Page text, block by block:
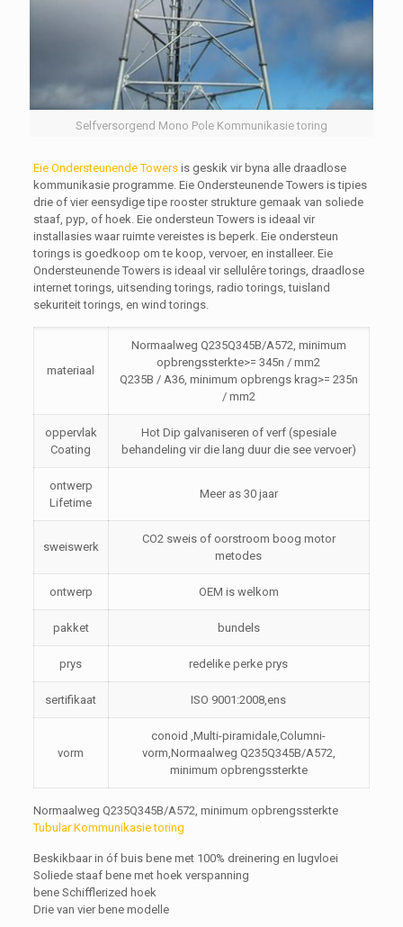
Selfversorgend Mono Pole Kommunikasie toring
Eie Ondersteunende Towersis geskik vir byna alle draadlose
kommunikasie programme. Eie Ondersteunende Towers is tipies
drie of vier eensydige tipe rooster strukture gemaak van soliede
staaf, pyp, of hoek. Eie ondersteun Towers is ideaal vir
installasies waar ruimte vereistes is beperk. Eie ondersteun
torings is goedkoop om te koop, vervoer, en installeer. Eie
Ondersteunende Towers is ideaal vir sellulêre torings, draadlose
internet torings, uitsending torings, radio torings, tuisland
sekuriteit torings, en wind torings.
materiaal
Normaalweg Q235Q345B/A572, minimum
opbrengssterkte>= 345n / mm2
Q235B / A36, minimum opbrengs krag>= 235n
/ mm2
oppervlak
Coating
Hot Dip galvaniseren of verf (spesiale
behandeling vir die lang duur die see vervoer)
ontwerp
Lifetime
Meer as 30 jaar
sweiswerk
CO2 sweis of oorstroom boog motor
metodes
ontwerp OEM is welkom
pakket bundels
prys redelike perke prys
sertifikaat ISO 9001:2008,ens
vorm
conoid ,Multi-piramidale,Columni-
vorm,Normaalweg Q235Q345B/A572,
minimum opbrengssterkte
Normaalweg Q235Q345B/A572, minimum opbrengssterkte
Tubular Kommunikasie toring
Beskikbaar in óf buis bene met 100% dreinering en lugvloei
Soliede staaf bene met hoek verspanning
bene Schifflerized hoek
Drie van vier bene modelle